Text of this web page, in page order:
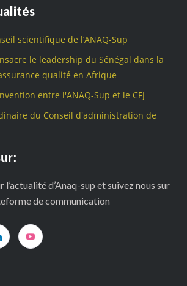
scientifique de l’ANAQ-Sup
le leadership du Sénégal dans la
qualité en Afrique
entre l'ANAQ-Sup et le CFJ
du Conseil d'administration de
l’actualité d’Anaq-sup et suivez nous sur
de communication